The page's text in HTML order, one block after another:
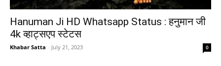
Hanuman Ji HD Whatsapp Status : हनुमान जी
4k व्हाट्सएप स्टेटस
Khabar Satta - July 21, 2023 0